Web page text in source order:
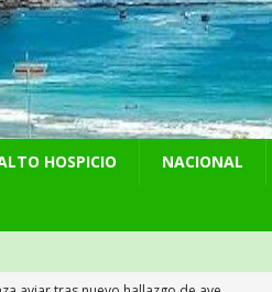
HOSPICIO NACIONAL